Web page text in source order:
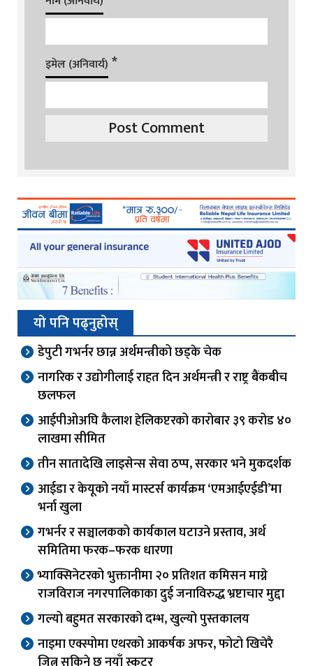
इमेल (अनिवार्य) *
यो पनि पढ्नुहोस्
डेपुटी गभर्नर छान्न अर्थमन्त्रीको छड्के चेक
नागरिक र उद्योगीलाई राहत दिन अर्थमन्त्री र राष्ट्र बैंकबीच
छलफल
आईपीओअघि कैलाश हेलिकप्टरको कारोबार ३९ करोड ४०
लाखमा सीमित
तीन सातादेखि लाइसेन्स सेवा ठप्प, सरकार भने मुकदर्शक
आईडा र केयूको नयाँ मास्टर्स कार्यक्रम ‘एमआईएईडी’मा
भर्ना खुला
गभर्नर र सञ्चालकको कार्यकाल घटाउने प्रस्ताव, अर्थ
समितिमा फरक–फरक धारणा
भ्याक्सिनेटरको भुक्तानीमा २० प्रतिशत कमिसन माग्ने
राजविराज नगरपालिकाका दुई जनाविरुद्ध भ्रष्टाचार मुद्दा
गल्यो बहुमत सरकारको दम्भ, खुल्यो पुस्तकालय
नाइमा एक्स्पोमा एथरको आकर्षक अफर, फोटो खिचेरै